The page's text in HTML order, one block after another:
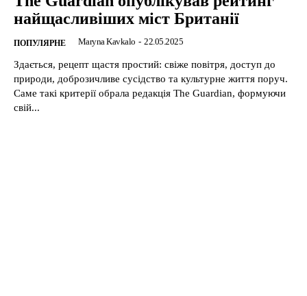
найщасливіших міст Британії
ПОПУЛЯРНЕ Maryna Kavkalo - 22.05.2025
Здається, рецепт щастя простий: свіже повітря, доступ до
природи, доброзичливе сусідство та культурне життя поруч.
Саме такі критерії обрала редакція The Guardian, формуючи
свій...